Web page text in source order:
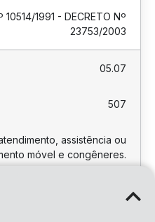
10514/1991 - DECRETO Nº
23753/2003
05.07
507
assistência ou
móvel e congêneres.